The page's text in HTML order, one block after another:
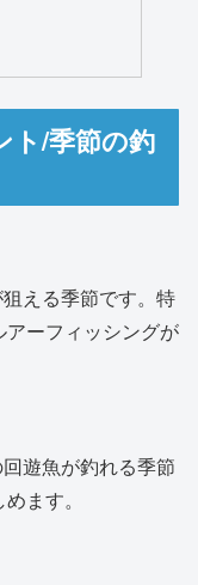
ト/季節の釣
える季節です。特
ーフィッシングが
遊魚が釣れる季節
ます。